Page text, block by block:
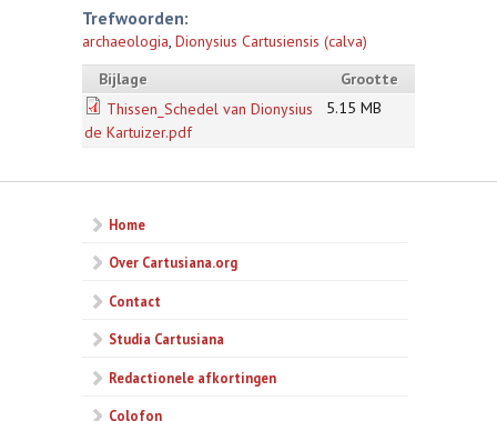
Trefwoorden:
archaeologia, Dionysius Cartusiensis (calva)
Bijlage
Grootte
Thissen_Schedel van Dionysius
de Kartuizer.pdf
5.15 MB
Home
Over Cartusiana.org
Contact
Studia Cartusiana
Redactionele afkortingen
Colofon